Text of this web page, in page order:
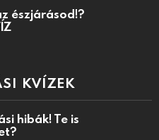
észjárásod!?
KVÍZEK
hibák! Te is